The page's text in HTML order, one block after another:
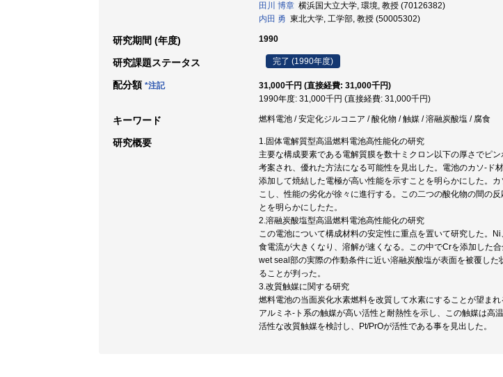
田川 博章 横浜国大立大学, 環境, 教授 (70126382)
内田 勇 東北大学, 工学部, 教授 (50005302)
研究期間 (年度) 1990
研究課題ステータス 完了 (1990年度)
配分額 *注記
31,000千円 (直接経費: 31,000千円)
1990年度: 31,000千円 (直接経費: 31,000千円)
キーワード 燃料電池 / 安定化ジルコニア / 酸化物 / 触媒 / 溶融炭酸塩 / 腐食
研究概要
1.固体電解質型高温燃料電池高性能化の研究
主要な構成要素である電解質膜を数十ミクロン以下の厚さでピ
考案され、優れた方法になる可能性を見出した。電池のカソ-ド
添加して焼結した電極が高い性能を示すことを明らかにした。
こし、性能の劣化が徐々に進行する。この二つの酸化物の間の
とを明らかにしたた。
2.溶融炭酸塩型高温燃料電池高性能化の研究
この電池について構成材料の安定性に重点を置いて研究した。
食電流が大きくなり、溶解が速くなる。この中でCrを添加した
wet seal部の実際の作動条件に近い溶融炭酸塩が表面を被覆し
ることが判った。
3.改質触媒に関する研究
燃料電池の当面炭化水素燃料を改質して水素にすることが望ま
アルミネ-ト系の触媒が高い活性と耐熱性を示し、この触媒は高
活性な改質触媒を検討し、Pt/PrOが活性である事を見出した。